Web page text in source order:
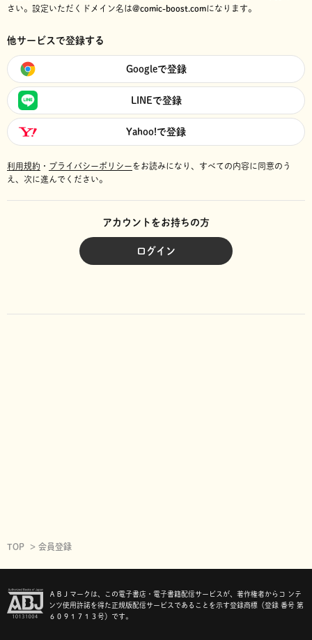
さい。 設定いただくドメイン名は@comic-boost.comになります。
他サービスで登録する
Googleで登録
LINEで登録
Yahoo!で登録
利用規約 ・ プライバシーポリシーをお読みになり、 すべての内容に同意のう
え、次に進んでください。
アカウントをお持ちの方
ログイン
TOP 会員登録
ＡＢＪマークは、この電子書店・電子書籍配信サービスが、著作権者からコ ンテ
ンツ使用許諾を得た正規版配信サービスであることを示す登録商標（登録 番号 第
６０９１７１３号）です。